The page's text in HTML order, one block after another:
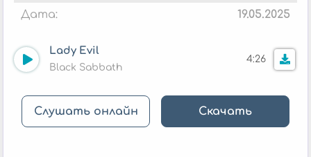
Дата:
19.05.2025
Lady Evil
Black Sabbath
4:26
Слушать онлайн Скачать